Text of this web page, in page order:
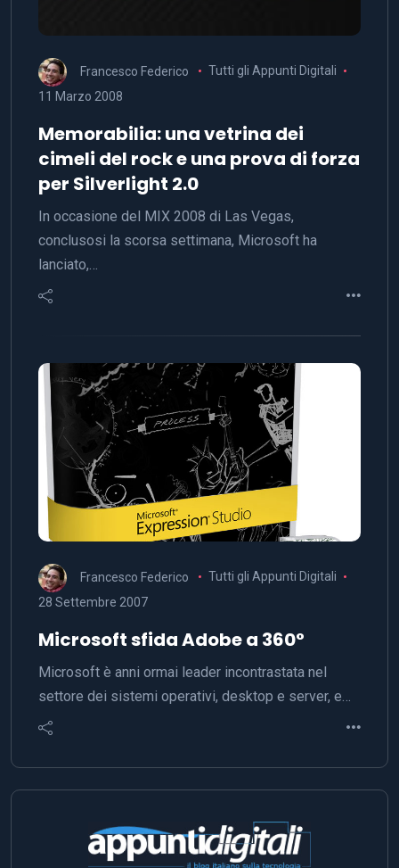
Francesco Federico
Tutti gli Appunti Digitali
11 Marzo 2008
Memorabilia: una vetrina dei
cimeli del rock e una prova di forza
per Silverlight 2.0
In occasione del MIX 2008 di Las Vegas,
conclusosi la scorsa settimana, Microsoft ha
lanciato,…
Francesco Federico
Tutti gli Appunti Digitali
28 Settembre 2007
Microsoft sfida Adobe a 360°
Microsoft è anni ormai leader incontrastata nel
settore dei sistemi operativi, desktop e server, e…